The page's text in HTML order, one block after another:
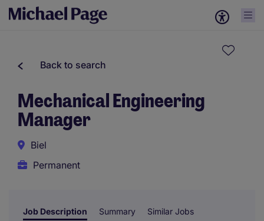
Back to search
Mechanical Engineering
Manager
Biel
Permanent
Job Description Summary Similar Jobs